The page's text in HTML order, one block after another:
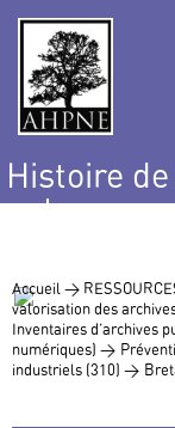
Histoire
nature
Accueil >
valorisation des
Inventaires d’archives
numériques) >
industriels (310) >